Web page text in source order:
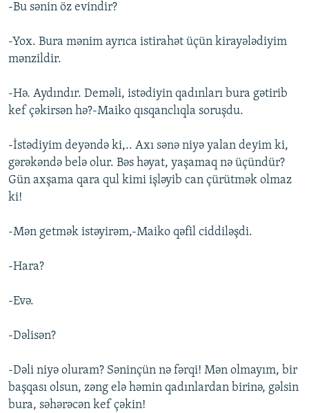
-Bu sənin öz evindir?
-Yox. Bura mənim ayrıca istirahət üçün kirayələdiyim
mənzildir.
-Hə. Aydındır. Deməli, istədiyin qadınları bura gətirib
kef çəkirsən hə?-Maiko qısqanclıqla soruşdu.
-İstədiyim deyəndə ki,.. Axı sənə niyə yalan deyim ki,
gərəkəndə belə olur. Bəs həyat, yaşamaq nə üçündür?
Gün axşama qara qul kimi işləyib can çürütmək olmaz
ki!
-Mən getmək istəyirəm,-Maiko qəfil ciddiləşdi.
-Hara?
-Evə.
-Dəlisən?
-Dəli niyə oluram? Səninçün nə fərqi! Mən olmayım, bir
başqası olsun, zəng elə həmin qadınlardan birinə, gəlsin
bura, səhərəcən kef çəkin!